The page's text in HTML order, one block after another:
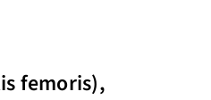
femoris),